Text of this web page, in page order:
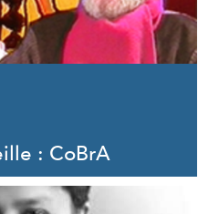
: CoBrA